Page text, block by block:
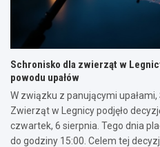
Schronisko dla zwierząt w
powodu upałów
W związku z panującymi
Zwierząt w Legnicy podjęło
czwartek, 6 sierpnia. Tego dnia
do godziny 15:00. Celem tej